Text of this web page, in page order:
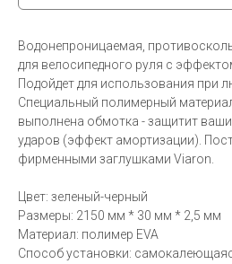
Водонепроницаемая,
для велосипедного руля с
Подойдет для использования при
Специальный полимерный
выполнена обмотка - защитит
ударов (эффект амортизации).
фирменными заглушками Viaron.
Цвет: зеленый-черный
Размеры: 2150 мм * 30 мм * 2,5 мм
Материал: полимер EVA
Способ установки: